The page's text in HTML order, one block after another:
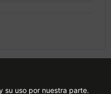
Redes Sociales
su uso por nuestra parte.